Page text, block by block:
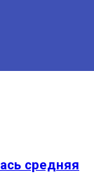
средняя